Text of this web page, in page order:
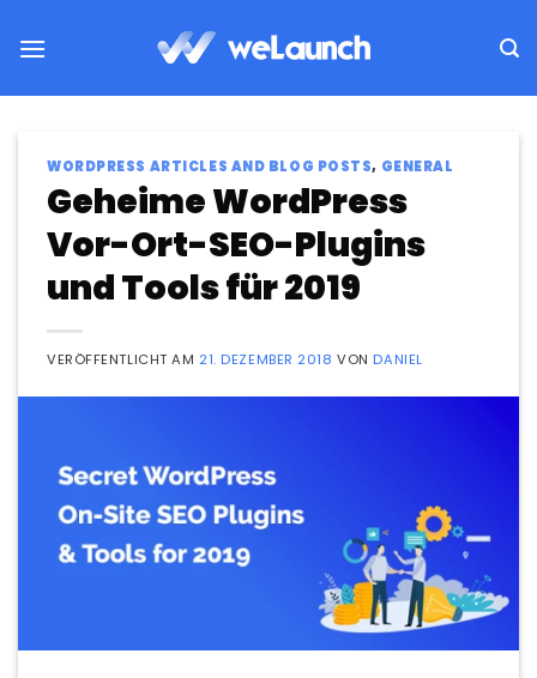
Inhalt
WORDPRESS ARTICLES AND BLOG POSTS, GENERAL
Geheime WordPress
Vor-Ort-SEO-Plugins
und Tools für 2019
VERÖFFENTLICHT AM 21. DEZEMBER 2018 VON DANIEL